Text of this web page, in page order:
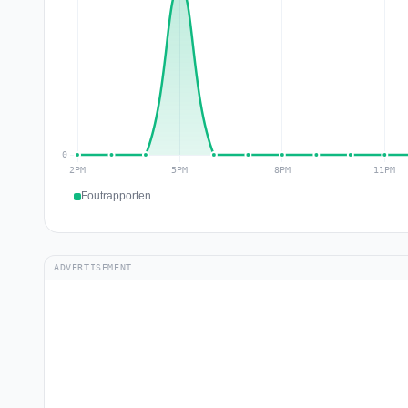
Foutrapporten
ADVERTISEMENT